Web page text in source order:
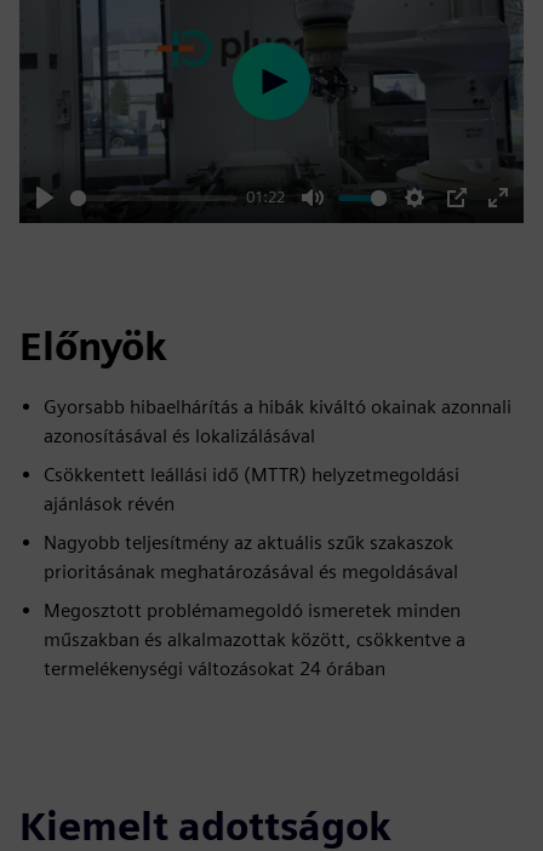
Play
01:22
Mute Settings
PIP
Enter
Play
Előnyök
Gyorsabb hibaelhárítás a hibák kiváltó okainak azonnali
azonosításával és lokalizálásával
Csökkentett leállási idő (MTTR) helyzetmegoldási
ajánlások révén
Nagyobb teljesítmény az aktuális szűk szakaszok
prioritásának meghatározásával és megoldásával
Megosztott problémamegoldó ismeretek minden
műszakban és alkalmazottak között, csökkentve a
termelékenységi változásokat 24 órában
Kiemelt adottságok